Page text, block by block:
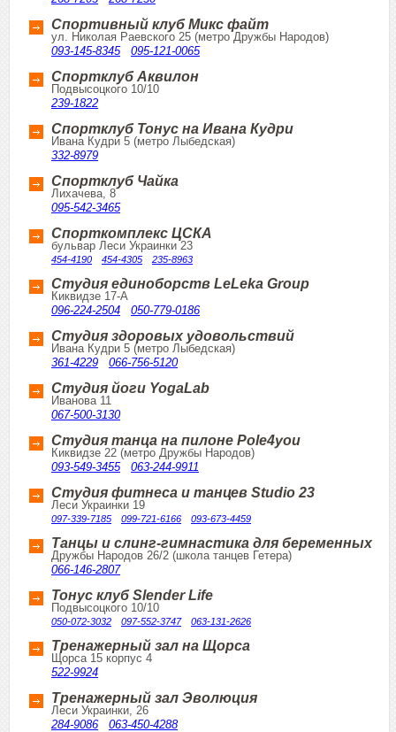
Спортивный клуб Микс файт
ул. Николая Раевского 25 (метро Дружбы Народов)
093-145-8345
095-121-0065
Спортклуб Аквилон
Подвысоцкого 10/10
239-1822
Спортклуб Тонус на Ивана Кудри
Ивана Кудри 5 (метро Лыбедская)
332-8979
Спортклуб Чайка
Лихачева, 8
095-542-3465
Спорткомплекс ЦСКА
бульвар Леси Украинки 23
454-4190 454-4305 235-8963
Студия единоборств LeLeka Group
Киквидзе 17-А
096-224-2504
050-779-0186
Студия здоровых удовольствий
Ивана Кудри 5 (метро Лыбедская)
361-4229
066-756-5120
Студия йоги YogaLab
Иванова 11
067-500-3130
Студия танца на пилоне Pole4you
Киквидзе 22 (метро Дружбы Народов)
093-549-3455
063-244-9911
Студия фитнеса и танцев Studio 23
Леси Украинки 19
097-339-7185 099-721-6166 093-673-4459
Танцы и слинг-гимнастика для беременных
Дружбы Народов 26/2 (школа танцев Гетера)
066-146-2807
Тонус клуб Slender Life
Подвысоцкого 10/10
050-072-3032 097-552-3747 063-131-2626
Тренажерный зал на Щорса
Щорса 15 корпус 4
522-9924
Тренажерный зал Эволюция
Леси Украинки, 26
284-9086
063-450-4288